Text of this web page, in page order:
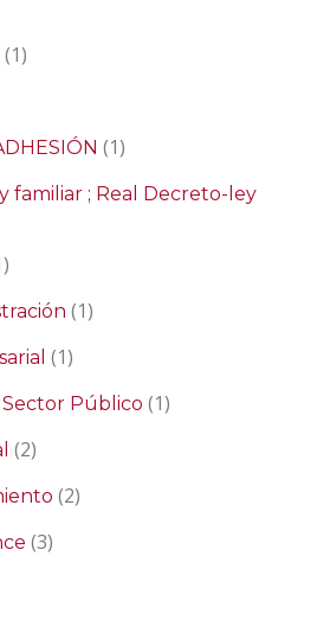
(1)
(1)
familiar ; Real Decreto-ley
(1)
(1)
Público (1)
(2)
(2)
(3)